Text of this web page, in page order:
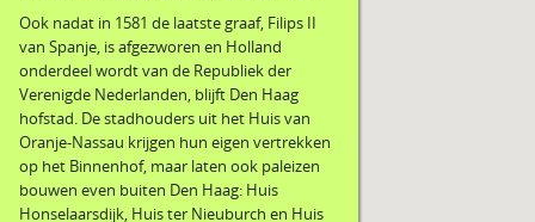
Ook nadat in 1581 de laatste graaf, Filips II
van Spanje, is afgezworen en Holland
onderdeel wordt van de Republiek der
Verenigde Nederlanden, blijft Den Haag
hofstad. De stadhouders uit het Huis van
Oranje-Nassau krijgen hun eigen vertrekken
op het Binnenhof, maar laten ook paleizen
bouwen even buiten Den Haag: Huis
Honselaarsdijk, Huis ter Nieuburch en Huis